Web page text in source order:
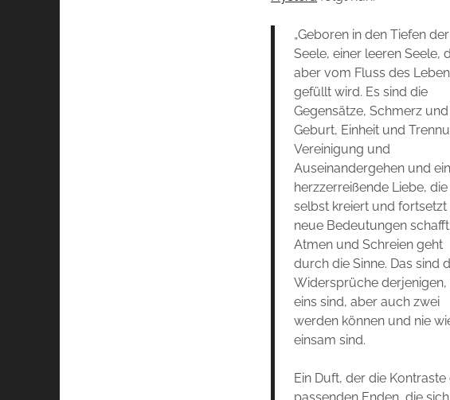
„Geboren in den Tiefen der
Seele, einer leeren Seele,
aber vom Fluss des
gefüllt wird. Es sind die
Gegensätze, Schmerz und
Geburt, Einheit und
Vereinigung und
Auseinandergehen und
herzzerreißende Liebe,
selbst kreiert und fortsetzt
neue Bedeutungen
Atmen und Schreien geht
durch die Sinne. Das sind
Widersprüche derjenigen,
eins sind, aber auch zwei
werden können und nie
einsam sind.
Ein Duft, der die